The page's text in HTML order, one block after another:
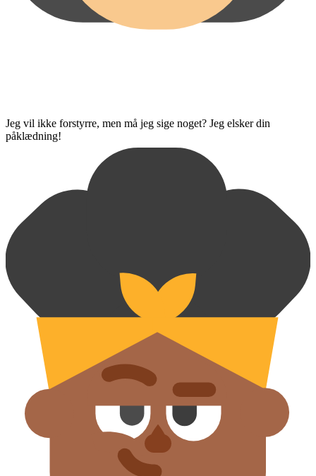
Jeg vil ikke forstyrre, men må jeg sige noget? Jeg elsker din
påklædning!